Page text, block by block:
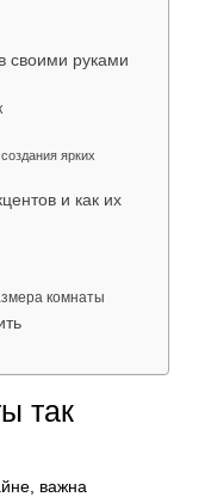
своими руками
ярких
и как их
комнаты
так
важна